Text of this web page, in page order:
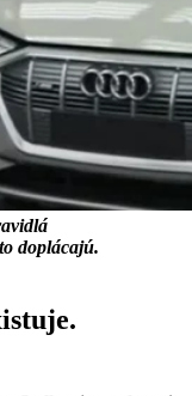
doplácajú.